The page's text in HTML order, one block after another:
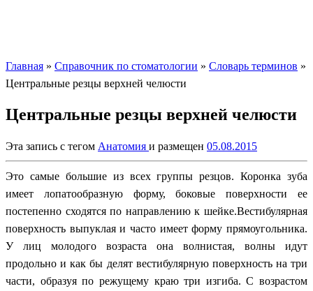
Главная » Справочник по стоматологии » Словарь терминов »
Центральные резцы верхней челюсти
Центральные резцы верхней челюсти
Эта запись с тегом Анатомия и размещен 05.08.2015
Это самые большие из всех группы резцов. Коронка зуба
имеет лопатообразную форму, боковые поверхности ее
постепенно сходятся по направлению к шейке.Вестибулярная
поверхность выпуклая и часто имеет форму прямоугольника.
У лиц молодого возраста она волнистая, волны идут
продольно и как бы делят вестибулярную поверхность на три
части, образуя по режущему краю три изгиба. С возрастом